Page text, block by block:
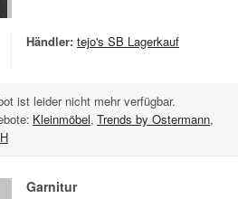
Händler: tejo's SB Lagerkauf
ist leider nicht mehr verfügbar.
Kleinmöbel, Trends by Ostermann,
Garnitur